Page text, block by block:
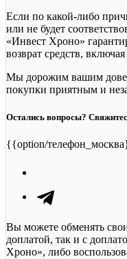
Если по какой-либо
или не будет
«Инвест Хроно»
возврат средств,
Мы дорожим вашим
покупки приятным и
Остались вопросы?
{{option/
Вы можете обменять
доплатой, так и с
Хроно», либо